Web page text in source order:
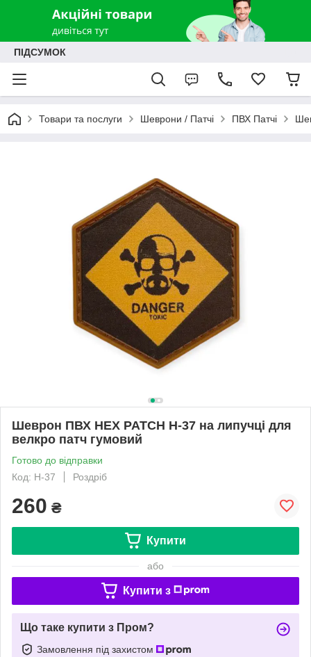
ПІДСУМОК
Товари та послуги Шеврони / Патчі ПВХ Патчі
Шеврон ПВХ HEX PATCH H-37 на липучці для
велкро патч гумовий
Готово до відправки
Код: H-37
Роздріб
260 ₴
Купити
або
Купити з
Що таке купити з Пром?
Замовлення під захистом